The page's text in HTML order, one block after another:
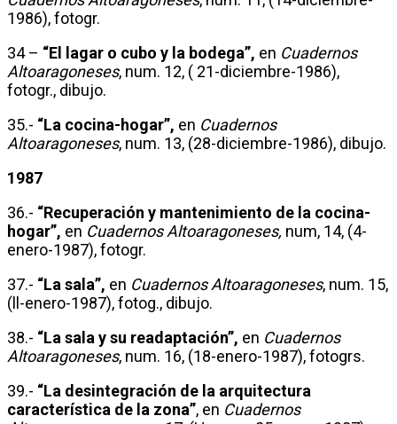
1986), fotogr.
34 – “El lagar o cubo y la bodega”, en Cuadernos
Altoaragoneses, num. 12, ( 21-diciembre-1986),
fotogr., dibujo.
35.- “La cocina-hogar”, en Cuadernos
Altoaragoneses, num. 13, (28-diciembre-1986), dibujo.
1987
36.- “Recuperación y mantenimiento de la cocina-
hogar”, en Cuadernos Altoaragoneses, num, 14, (4-
enero-1987), fotogr.
37.- “La sala”, en Cuadernos Altoaragoneses, num. 15,
(ll-enero-1987), fotog., dibujo.
38.- “La sala y su readaptación”, en Cuadernos
Altoaragoneses, num. 16, (18-enero-1987), fotogrs.
39.- “La desintegración de la arquitectura
característica de la zona”, en Cuadernos